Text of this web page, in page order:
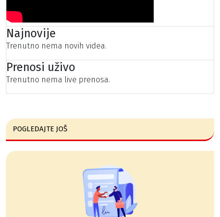
Najnovije
Trenutno nema novih videa.
Prenosi uživo
Trenutno nema live prenosa.
POGLEDAJTE JOŠ